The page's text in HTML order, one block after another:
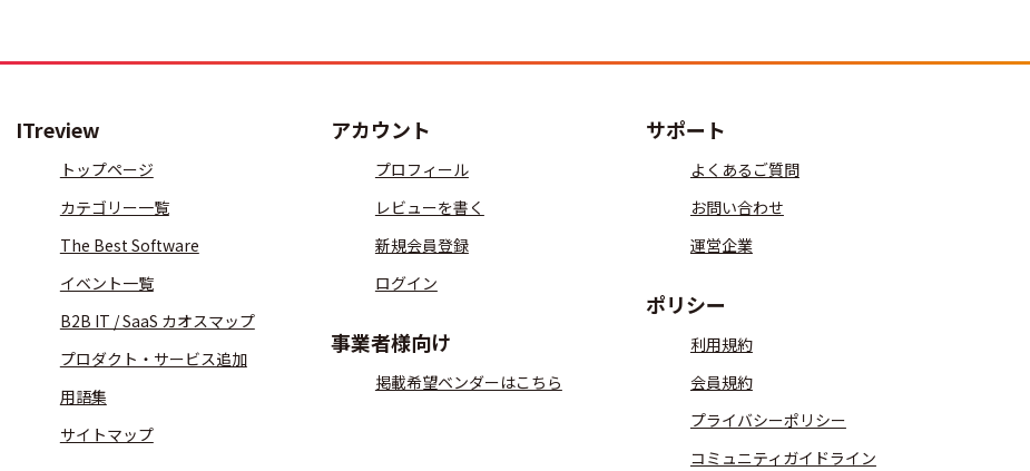
ITreview
トップページ
カテゴリー一覧
The Best Software
イベント一覧
B2B IT / SaaS カオスマップ
プロダクト・サービス追加
用語集
サイトマップ
アカウント
プロフィール
レビューを書く
新規会員登録
ログイン
事業者様向け
掲載希望ベンダーはこちら
サポート
よくあるご質問
お問い合わせ
運営企業
ポリシー
利用規約
会員規約
プライバシーポリシー
コミュニティガイドライン